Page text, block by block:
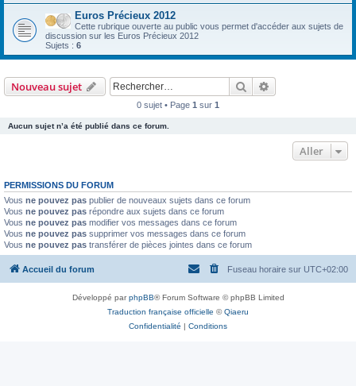
r
Euros Précieux 2012
Cette rubrique ouverte au public vous permet d'accéder aux sujets de
discussion sur les Euros Précieux 2012
Sujets : 6
Nouveau sujet Rechercher
0 sujet • Page 1 sur 1
Aucun sujet n’a été publié dans ce forum.
Aller
PERMISSIONS DU FORUM
Vous ne pouvez pas publier de nouveaux sujets dans ce forum
Vous ne pouvez pas répondre aux sujets dans ce forum
Vous ne pouvez pas modifier vos messages dans ce forum
Vous ne pouvez pas supprimer vos messages dans ce forum
Vous ne pouvez pas transférer de pièces jointes dans ce forum
Accueil du forum Fuseau horaire sur UTC+02:00
Développé parphpBB® Forum Software © phpBB Limited
Traduction française officielle ©Qiaeru
Confidentialité | Conditions